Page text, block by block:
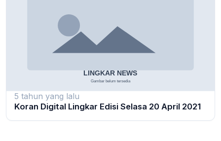
5 tahun yang lalu
Koran Digital Lingkar Edisi Selasa 20 April 2021